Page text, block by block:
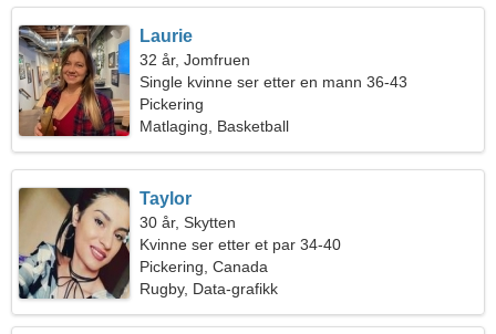
Laurie
32 år, Jomfruen
Single kvinne ser etter en mann 36-43
Pickering
Matlaging, Basketball
Taylor
30 år, Skytten
Kvinne ser etter et par 34-40
Pickering, Canada
Rugby, Data-grafikk